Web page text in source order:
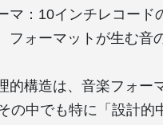
マ：10インチレコー
フォーマットが生む音
的構造は、音楽フォー
の中でも特に「設計的